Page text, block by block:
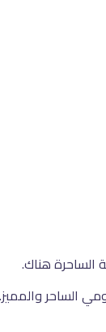
الساحر والمميز.